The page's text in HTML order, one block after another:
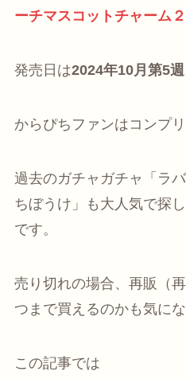
ーチマスコットチャーム２
発売日は2024年10月第5週
からぴちファンはコンプ
過去のガチャガチャ「ラ
ちぼうけ」も大人気で探
です。
売り切れの場合、再販（
つまで買えるのかも気に
この記事では